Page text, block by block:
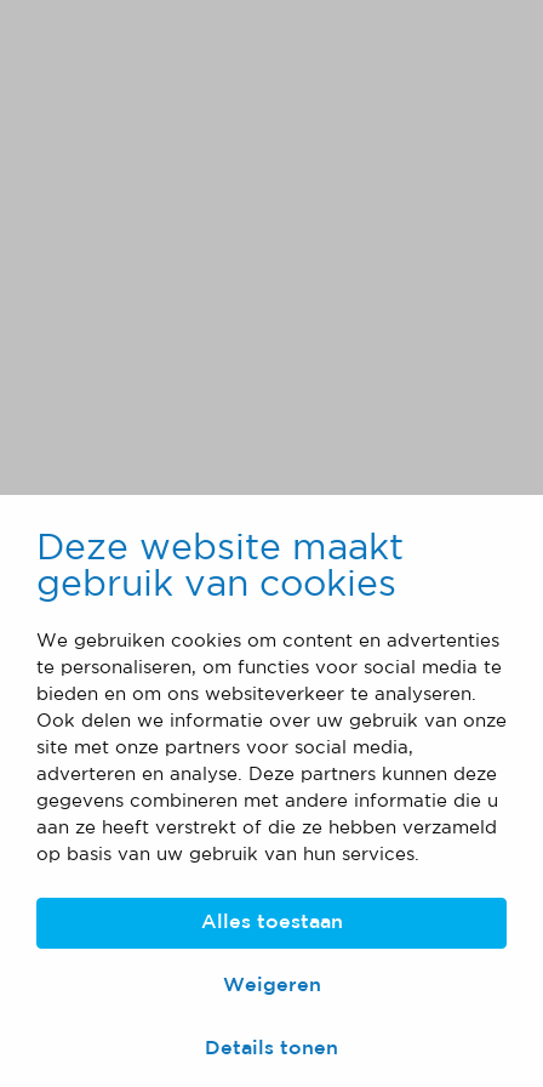
Deze website maakt
gebruik van cookies
We gebruiken cookies om content en advertenties
te personaliseren, om functies voor social media te
bieden en om ons websiteverkeer te analyseren.
Ook delen we informatie over uw gebruik van onze
site met onze partners voor social media,
adverteren en analyse. Deze partners kunnen deze
gegevens combineren met andere informatie die u
aan ze heeft verstrekt of die ze hebben verzameld
op basis van uw gebruik van hun services.
Alles toestaan
Weigeren
Details tonen